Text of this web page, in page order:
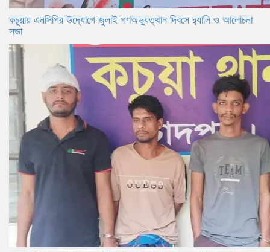
কচুয়ায় এনসিপির উদ্যোগে জুলাই গণঅভ্যুত্থান দিবসে র‌্যালি ও আলোচনা
সভা